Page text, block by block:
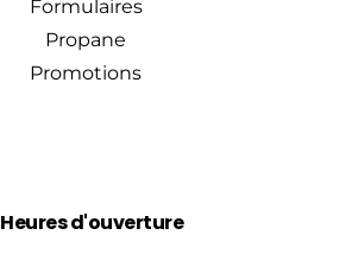
Formulaires
Propane
Promotions
Heures d'ouverture